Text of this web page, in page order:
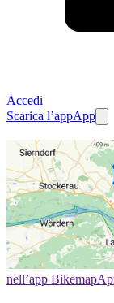
Accedi
Scarica l’appApp
nell’app Bikemap